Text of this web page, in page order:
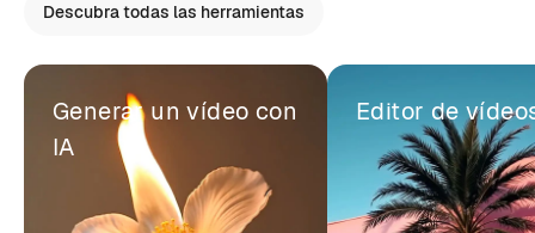
Descubra todas las herramientas
Generar un vídeo con
IA
Editor de